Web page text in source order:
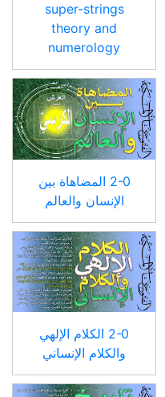
super-strings
theory and
numerology
2-0 المضاهاة بين
الإنسان والعالم
2-0 الكلام الإلهي
والكلام الإنساني